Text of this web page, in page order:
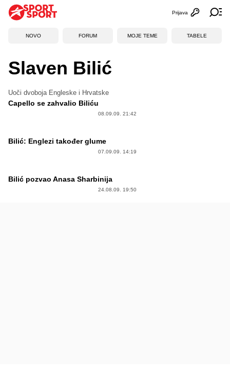
Otvori
Prijava
NOVO FORUM MOJE TEME TABELE
Slaven Bilić
Uoči dvoboja Engleske i Hrvatske
Capello se zahvalio Biliću
08.09.09. 21:42
Bilić: Englezi također glume
07.09.09. 14:19
Bilić pozvao Anasa Sharbinija
24.08.09. 19:50